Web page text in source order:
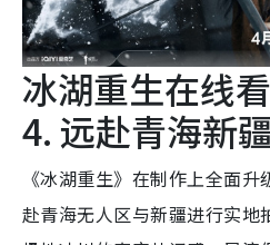
冰湖重生在线
4. 远赴青海新
《冰湖重生》在制作上全面
赴青海无人区与新疆进行实地